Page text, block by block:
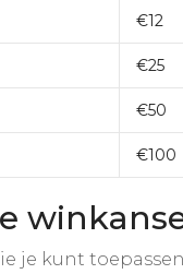
€12
€25
€50
€100
je kunt